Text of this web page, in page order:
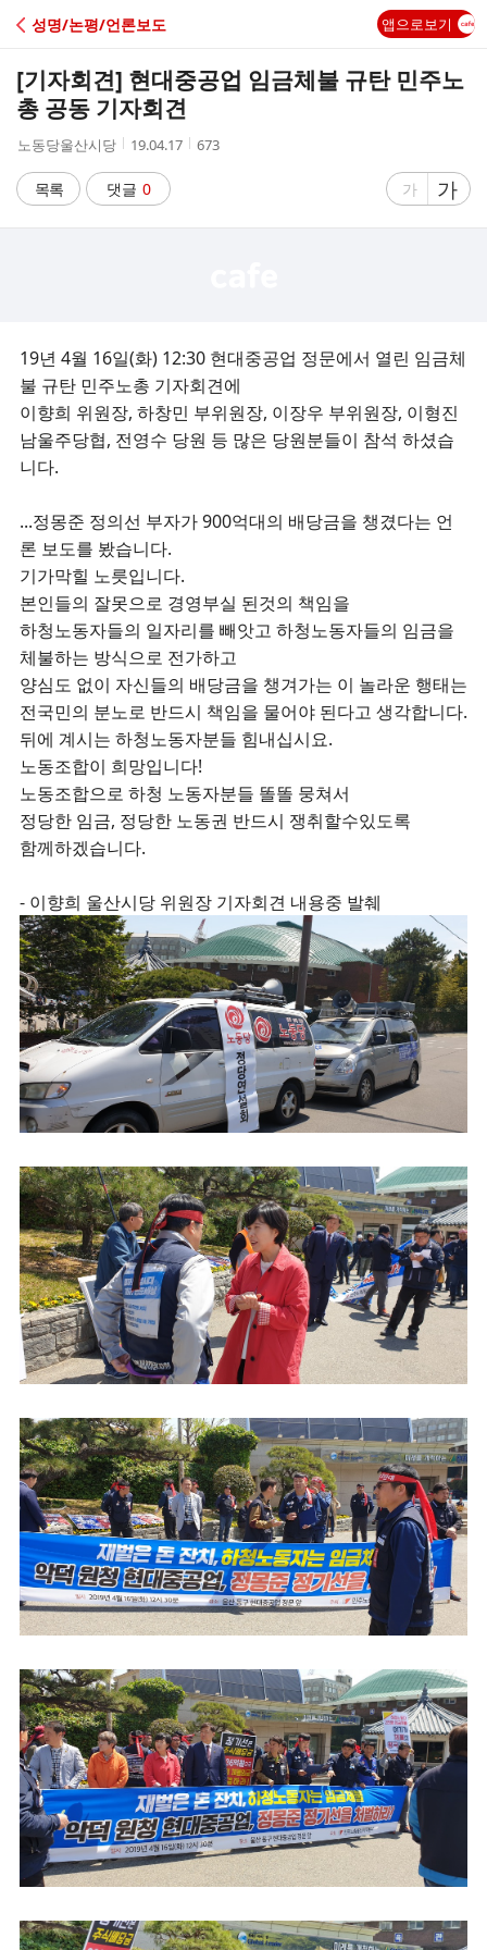
C
A
성명/논평/언론보도 앱으로보기
[기자회견] 현대중공업 임금체불 규탄 민주노
총 공동 기자회견
작
자
노동당울산시당
작
시
간
19.04.17
조
673
목록 댓글 0
글
게
가
글
자
게
가
19년 4월 16일(화) 12:30 현대중공업 정문에서 열린 임금체
불 규탄 민주노총 기자회견에
이향희 위원장, 하창민 부위원장, 이장우 부위원장, 이형진
남울주당협, 전영수 당원 등 많은 당원분들이 참석 하셨습
니다.
...정몽준 정의선 부자가 900억대의 배당금을 챙겼다는 언
론 보도를 봤습니다.
기가막힐 노릇입니다.
본인들의 잘못으로 경영부실 된것의 책임을
하청노동자들의 일자리를 빼앗고 하청노동자들의 임금을
체불하는 방식으로 전가하고
양심도 없이 자신들의 배당금을 챙겨가는 이 놀라운 행태는
전국민의 분노로 반드시 책임을 물어야 된다고 생각합니다.
뒤에 계시는 하청노동자분들 힘내십시요.
노동조합이 희망입니다!
노동조합으로 하청 노동자분들 똘똘 뭉쳐서
정당한 임금, 정당한 노동권 반드시 쟁취할수있도록
함께하겠습니다.
- 이향희 울산시당 위원장 기자회견 내용중 발췌